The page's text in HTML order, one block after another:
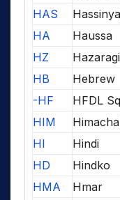
HAS
HA
Haussa
HZ
Hazaragi
HB
Hebrew
-HF
HFDL
HIM
HI
Hindi
HD
Hindko
HMA
Hmar